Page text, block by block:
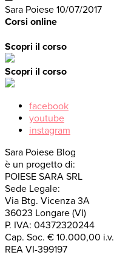
Sara Poiese 10/07/2017
Corsi online
Scopri il corso
Scopri il corso
facebook
youtube
instagram
Sara Poiese Blog
è un progetto di:
POIESE SARA SRL
Sede Legale:
Via Btg. Vicenza 3A
36023 Longare (VI)
P. IVA: 04372320244
Cap. Soc. € 10.000,00 i.v.
REA VI-399197